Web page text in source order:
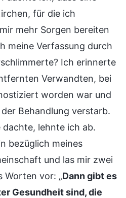
für die ich
mehr Sorgen bereiten
meine Verfassung durch
Ich erinnerte
Verwandten, bei
worden war und
Behandlung verstarb.
dachte, lehnte ich ab.
bezüglich meines
und las mir zwei
Worten vor: „Dann gibt es
Gesundheit sind, die